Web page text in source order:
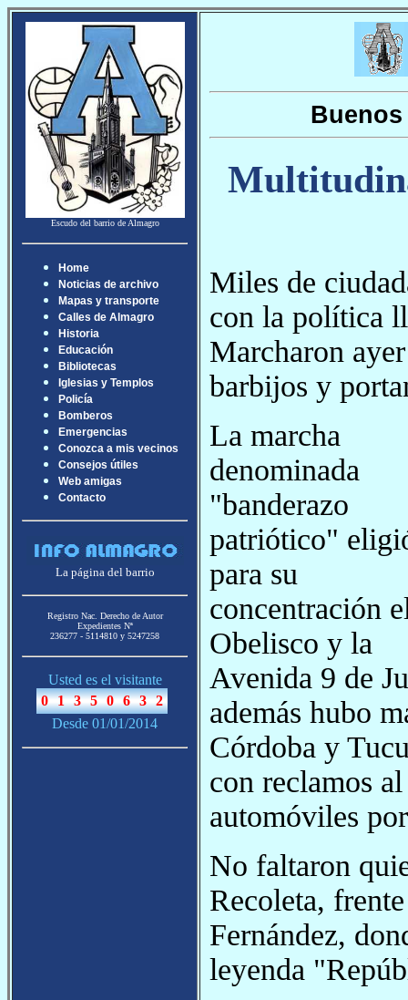
Escudo del barrio de Almagro
Home
Noticias de archivo
Mapas y transporte
Calles de Almagro
Historia
Educación
Bibliotecas
Iglesias y Templos
Policía
Bomberos
Emergencias
Conozca a mis vecinos
Consejos útiles
Web amigas
Contacto
La página del barrio
Registro Nac. Derecho de Autor
Expedientes Nª
236277 - 5114810 y 5247258
Usted es el visitante
Desde 01/01/2014
Miles de
con la política
Marcharon
barbijos y
La marcha
denominada
"banderazo
patriótico"
para su
concentración
Obelisco y la
Avenida 9 de
además hubo
Córdoba y
con reclamos
automóviles
No faltaron
Recoleta,
Fernández,
leyenda